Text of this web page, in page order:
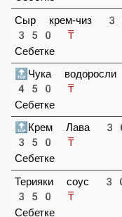
Себетке
Сыр крем-чиз
350 ₸
Себетке
🔝Чука
450 ₸
Себетке
🔝Крем Лава
350 ₸
Себетке